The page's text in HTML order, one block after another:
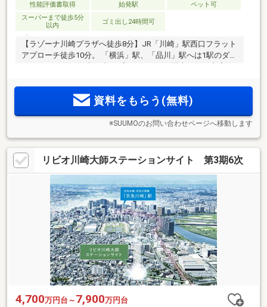
性能評価書取得 始発駅
ペット可
スーパーまで徒歩5分
以内
ゴミ出し24時間可
【ラゾーナ川崎プラザへ徒歩8分】JR「川崎」駅西口フラット
アプローチ徒歩10分。 「横浜」駅、「品川」駅へは1駅のダイ
資料をもらう(無料)
※SUUMOのお問い合わせページへ移動します
リビオ川崎大師ステーションサイト 第3期6次
4,700万円台～ 7,900万円台